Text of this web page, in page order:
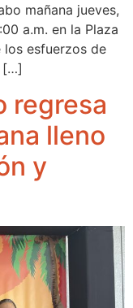
mañana jueves,
a.m. en la Plaza
los esfuerzos de
[…]
regresa
lleno
y